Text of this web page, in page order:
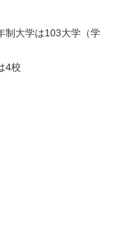
制大学は103大学（学
4校